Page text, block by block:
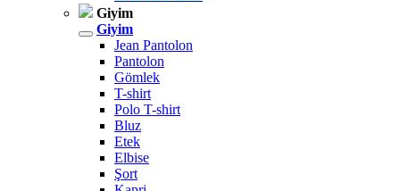
Giyim
Giyim
Jean Pantolon
Pantolon
Gömlek
T-shirt
Polo T-shirt
Bluz
Etek
Elbise
Şort